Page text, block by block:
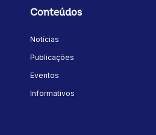
Conteúdos
Notícias
Publicações
Eventos
Informativos